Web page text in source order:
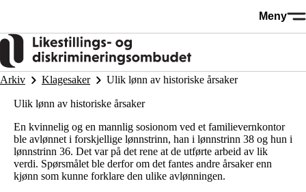
Meny
Arkiv Klagesaker Ulik lønn av historiske årsaker
Ulik lønn av historiske årsaker
En kvinnelig og en mannlig sosionom ved et familievernkontor
ble avlønnet i forskjellige lønnstrinn, han i lønnstrinn 38 og hun i
lønnstrinn 36. Det var på det rene at de utførte arbeid av lik
verdi. Spørsmålet ble derfor om det fantes andre årsaker enn
kjønn som kunne forklare den ulike avlønningen.